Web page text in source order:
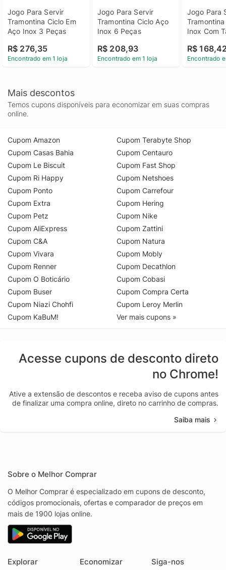
Jogo Para Servir
Tramontina Ciclo Em
Aço Inox 3 Peças
R$ 276,35
Encontrado em 1 loja
Jogo Para Servir
Tramontina Ciclo Aço
Inox 6 Peças
R$ 208,93
Encontrado em 1 loja
Jogo Para
Inox Com
R$
Encontrado
Mais descontos
Temos cupons disponíveis para economizar em suas compras
online.
Cupom Amazon
Cupom Casas Bahia
Cupom Le Biscuit
Cupom Ri Happy
Cupom Ponto
Cupom Extra
Cupom Petz
Cupom AliExpress
Cupom C&A
Cupom Vivara
Cupom Renner
Cupom O Boticário
Cupom Buser
Cupom Niazi Chohfi
Cupom KaBuM!
Cupom Terabyte Shop
Cupom Centauro
Cupom Fast Shop
Cupom Netshoes
Cupom Carrefour
Cupom Hering
Cupom Nike
Cupom Zattini
Cupom Natura
Cupom Mobly
Cupom Decathlon
Cupom Cobasi
Cupom Compra Certa
Cupom Leroy Merlin
Ver mais cupons »
Acesse cupons de desconto direto
no Chrome!
Ative a extensão de descontos e receba aviso de cupons antes
de finalizar uma compra online, direto no carrinho de compras.
Saiba mais
Sobre o Melhor Comprar
O Melhor Comprar é especializado em cupons de desconto,
códigos promocionais, ofertas e comparador de preços em
mais de 1900 lojas online.
Explorar Economizar Siga-nos